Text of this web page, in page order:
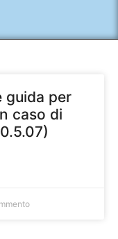
guida per
caso di